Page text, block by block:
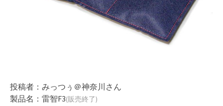
投稿者：みっつぅ＠神奈川さん
製品名：雷智F3(販売終了)